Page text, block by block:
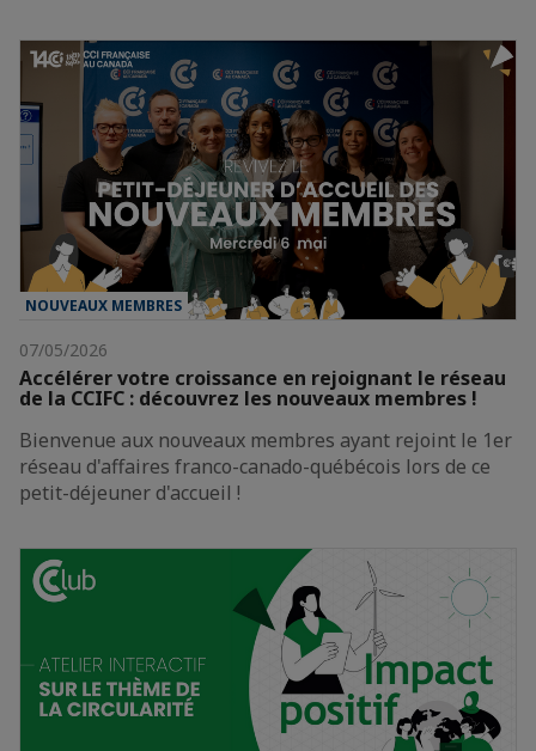
NOUVEAUX MEMBRES
07/05/2026
Accélérer votre croissance en rejoignant le réseau
de la CCIFC : découvrez les nouveaux membres !
Bienvenue aux nouveaux membres ayant rejoint le 1er
réseau d'affaires franco-canado-québécois lors de ce
petit-déjeuner d'accueil !